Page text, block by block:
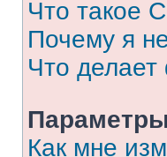
Что такое
Почему я
Что
Как мне